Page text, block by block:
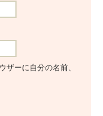
ザーに自分の名前、